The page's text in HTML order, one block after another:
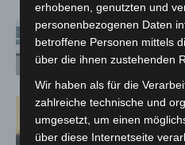
kehren nach
Spanien
Hannover:
Population
erhobenen, genutzten und
personenbezogenen Daten
betroffene Personen mittels
über die ihnen zustehenden
Wir haben als für die
zahlreiche technische und
umgesetzt, um einen
über diese Internetseite